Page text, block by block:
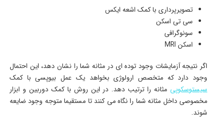
تصویرپرداری با کمک اشعه ایکس
سی تی اسکن
سونوگرافی
اسکن MRI
اگر نتیجه آزمایشات وجود توده ای در مثانه شما را نشان دهد، این احتمال
وجود دارد که متخصص ارولوژی بخواهد یک عمل بیوپسی با کمک
سیستوسکوپی مثانه را ترتیب دهد. در این روش با کمک دوربین و ابزار
مخصوصی داخل مثانه شما را نگاه می کنند تا مستقیما متوجه وجود ضایعه
شوند.